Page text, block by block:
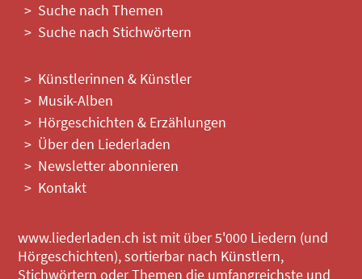
Suche nach Themen
Suche nach Stichwörtern
Künstlerinnen & Künstler
Musik-Alben
Hörgeschichten & Erzählungen
Über den Liederladen
Newsletter abonnieren
Kontakt
www.liederladen.ch ist mit über 5'000 Liedern (und
Hörgeschichten), sortierbar nach Künstlern,
Stichwörtern oder Themen die umfangreichste und